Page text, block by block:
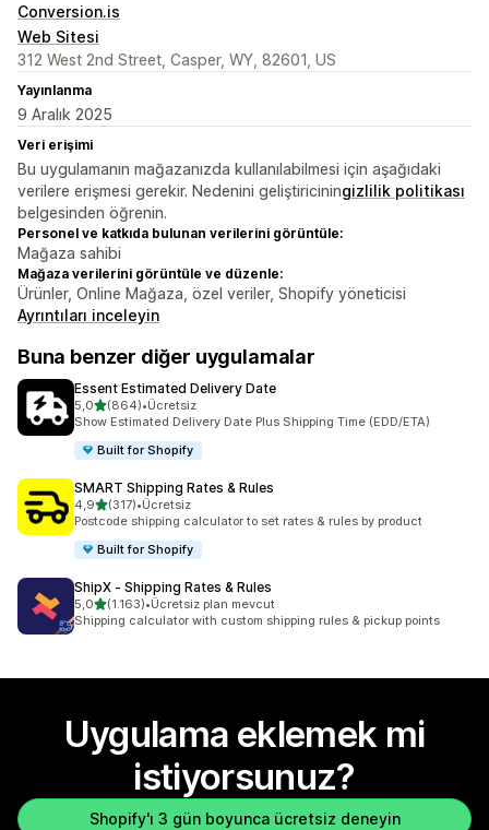
Conversion.is
Web Sitesi
312 West 2nd Street, Casper, WY, 82601, US
Yayınlanma
9 Aralık 2025
Veri erişimi
Bu uygulamanın mağazanızda kullanılabilmesi için aşağıdaki
verilere erişmesi gerekir. Nedenini geliştiriciningizlilik politikası
belgesinden öğrenin.
Personel ve katkıda bulunan verilerini görüntüle:
Mağaza sahibi
Mağaza verilerini görüntüle ve düzenle:
Ürünler, Online Mağaza, özel veriler, Shopify yöneticisi
Ayrıntıları inceleyin
Buna benzer diğer uygulamalar
Essent Estimated Delivery Date
5,05 yıldız üzerinden
(864)
toplam 864 değerlendirme
•Ücretsiz
Show Estimated Delivery Date Plus Shipping Time (EDD/ETA)
Built for Shopify
SMART Shipping Rates & Rules
4,95 yıldız üzerinden
(317)
toplam 317 değerlendirme
•Ücretsiz
Postcode shipping calculator to set rates & rules by product
Built for Shopify
ShipX ‑ Shipping Rates & Rules
5,05 yıldız üzerinden
(1.163)
toplam 1163 değerlendirme
•Ücretsiz plan mevcut
Shipping calculator with custom shipping rules & pickup points
Uygulama eklemek mi
istiyorsunuz?
Shopify'ı 3 gün boyunca ücretsiz deneyin